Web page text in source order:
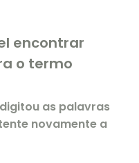
encontrar
o termo
as palavras
novamente a